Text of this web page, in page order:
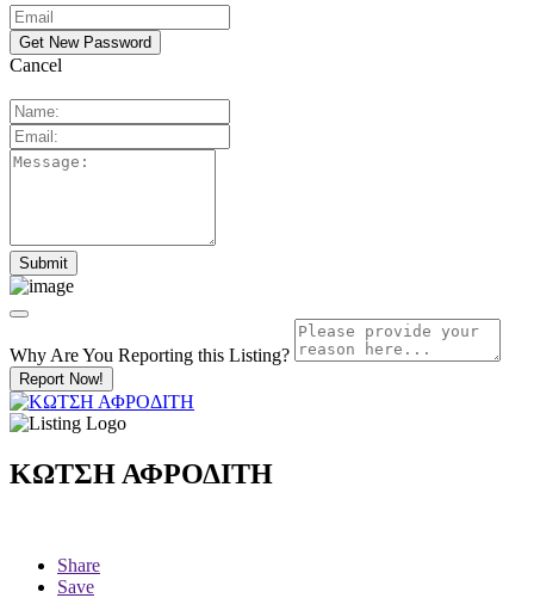
Cancel
Why Are You Reporting this Listing?
Report Now!
ΚΩΤΣΗ ΑΦΡΟΔΙΤΗ
Share
Save